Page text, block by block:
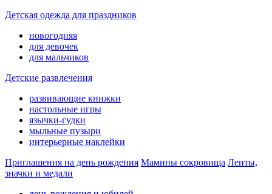
Детская одежда для праздников
новогодняя
для девочек
для мальчиков
Детские развлечения
развивающие книжки
настольные игры
язычки-гудки
мыльные пузыри
интерьерные наклейки
Приглашения на день рождения Мамины сокровища Ленты,
значки и медали